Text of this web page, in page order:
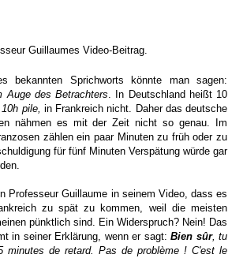
Guillaumes Video-Beitrag.
bekannten Sprichworts könnte man sagen:
Auge des Betrachters.
In Deutschland heißt 10
10h pile, in Frankreich nicht. Daher das deutsche
nähmen es mit der Zeit nicht so genau.
Im
zählen ein paar Minuten zu früh oder zu
für fünf Minuten Verspätung würde gar
Professeur Guillaume in seinem Video, dass es
zu spät zu kommen, weil die meisten
pünktlich sind. Ein Widerspruch? Nein! Das
in seiner Erklärung, wenn er sagt: Bien sûr, tu
minutes de retard. Pas de problème ! C'est le